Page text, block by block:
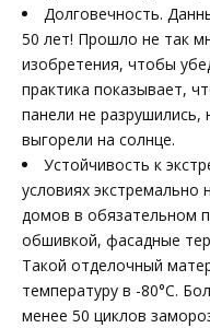
Долговечность.
50 лет! Прошло не так
изобретения, чтобы
практика показывает,
панели не
выгорели на солнце.
Устойчивость к
условиях экстремально
домов в обязательном
обшивкой, фасадные
Такой отделочный
температуру в -80°C.
менее 50 циклов